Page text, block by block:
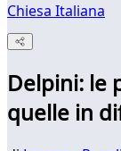
Chiesa Italiana
Delpini: le
quelle in